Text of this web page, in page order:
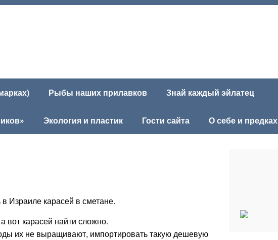
Рыбы наших прилавков Знай каждый эйлатец
Экология и пластик Гости сайта О себе и предках
Израиле карасей в сметане.
вот карасей найти сложно.
их не выращивают, импортировать такую дешевую